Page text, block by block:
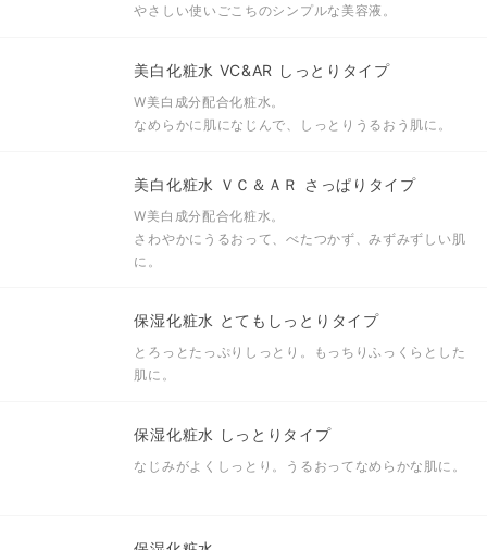
やさしい使いごこちのシンプルな美容液。
美白化粧水 VC&AR しっとりタイプ
W美白成分配合化粧水。
なめらかに肌になじんで、しっとりうるおう肌に。
美白化粧水 ＶＣ＆ＡＲ さっぱりタイプ
W美白成分配合化粧水。
さわやかにうるおって、べたつかず、みずみずしい肌
に。
保湿化粧水 とてもしっとりタイプ
とろっとたっぷりしっとり。もっちりふっくらとした
肌に。
保湿化粧水 しっとりタイプ
なじみがよくしっとり。うるおってなめらかな肌に。